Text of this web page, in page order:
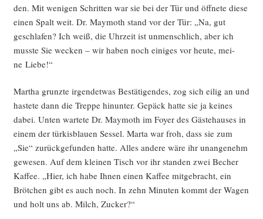
den. Mit weni­gen Schrit­ten war sie bei der Tür und öff­ne­te die­se
einen Spalt weit. Dr. May­mo­th stand vor der Tür: „Na, gut
geschla­fen? Ich weiß, die Uhr­zeit ist unmensch­lich, aber ich
muss­te Sie wecken – wir haben noch eini­ges vor heu­te, mei­
ne Liebe!“
Mar­tha grunz­te irgend­et­was Bestä­ti­gen­des, zog sich eilig an und
has­te­te dann die Trep­pe hin­un­ter. Gepäck hat­te sie ja kei­nes
dabei. Unten war­te­te Dr. May­mo­th im Foy­er des Gäs­te­hau­ses in
einem der tür­kis­blau­en Ses­sel. Mar­ta war froh, dass sie zum
„Sie“ zurück­ge­fun­den hat­te. Alles ande­re wäre ihr unan­ge­nehm
gewe­sen. Auf dem klei­nen Tisch vor ihr stan­den zwei Becher
Kaf­fee. „Hier, ich habe Ihnen einen Kaf­fee mit­ge­bracht, ein
Bröt­chen gibt es auch noch. In zehn Minu­ten kommt der Wagen
und holt uns ab. Milch, Zucker?“